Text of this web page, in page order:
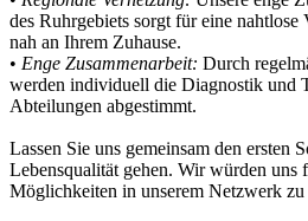
des Ruhrgebiets sorgt für eine
nah an Ihrem Zuhause.
• Enge Zusammenarbeit: Durch
werden individuell die Diagnostik und
Abteilungen abgestimmt.
Lassen Sie uns gemeinsam den ersten
Lebensqualität gehen. Wir würden uns
Möglichkeiten in unserem Netzwerk